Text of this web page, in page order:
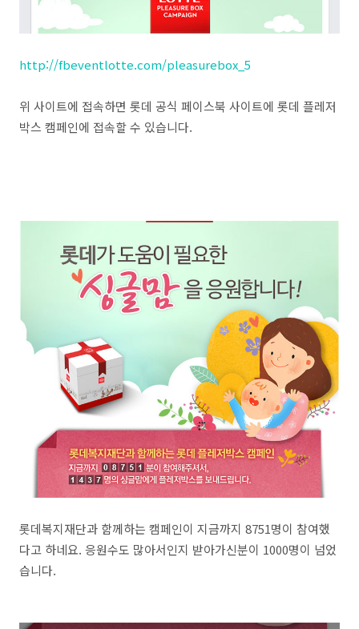
http://fbeventlotte.com/pleasurebox_5
위 사이트에 접속하면 롯데 공식 페이스북 사이트에 롯데 플레저
박스 캠페인에 접속할 수 있습니다.
롯데복지재단과 함께하는 캠페인이 지금까지 8751명이 참여했
다고 하네요. 응원수도 많아서인지 받아가신분이 1000명이 넘었
습니다.